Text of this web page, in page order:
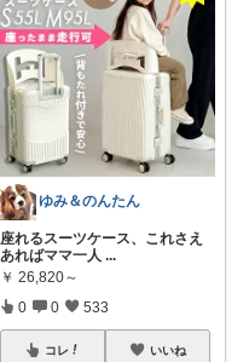
ゆみ＆のんたん
座れるスーツケース、これさえ
あればママ一人 ...
￥ 26,820～
0 0 533
コレ いいね